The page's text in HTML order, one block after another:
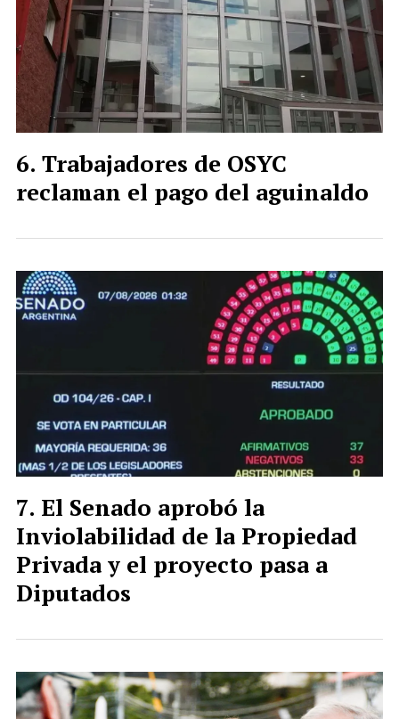
Trabajadores de OSYC
reclaman el pago del aguinaldo
El Senado aprobó la
Inviolabilidad de la Propiedad
Privada y el proyecto pasa a
Diputados